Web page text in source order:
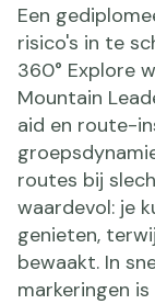
Een
risico's in te
360° Explore
Mountain
aid en route-
routes bij
waardevol: je
genieten,
bewaakt. In
markeringen